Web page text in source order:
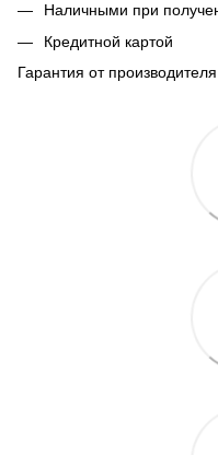
Наличными при
Кредитной картой
Гарантия от